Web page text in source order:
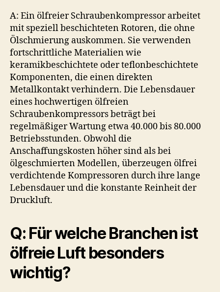
A: Ein ölfreier Schraubenkompressor arbeitet
mit speziell beschichteten Rotoren, die ohne
Ölschmierung auskommen. Sie verwenden
fortschrittliche Materialien wie
keramikbeschichtete oder teflonbeschichtete
Komponenten, die einen direkten
Metallkontakt verhindern. Die Lebensdauer
eines hochwertigen ölfreien
Schraubenkompressors beträgt bei
regelmäßiger Wartung etwa 40.000 bis 80.000
Betriebsstunden. Obwohl die
Anschaffungskosten höher sind als bei
ölgeschmierten Modellen, überzeugen ölfrei
verdichtende Kompressoren durch ihre lange
Lebensdauer und die konstante Reinheit der
Druckluft.
Q: Für welche Branchen ist
ölfreie Luft besonders
wichtig?